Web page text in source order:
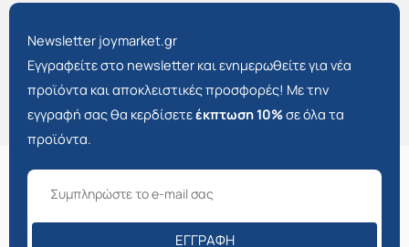
Newsletter joymarket.gr
Εγγραφείτε στο newsletter και ενημερωθείτε για νέα
προϊόντα και αποκλειστικές προσφορές! Με την
εγγραφή σας θα κερδίσετεέκπτωση 10%σε όλα τα
προϊόντα.
ΕΓΓΡΑΦΉ